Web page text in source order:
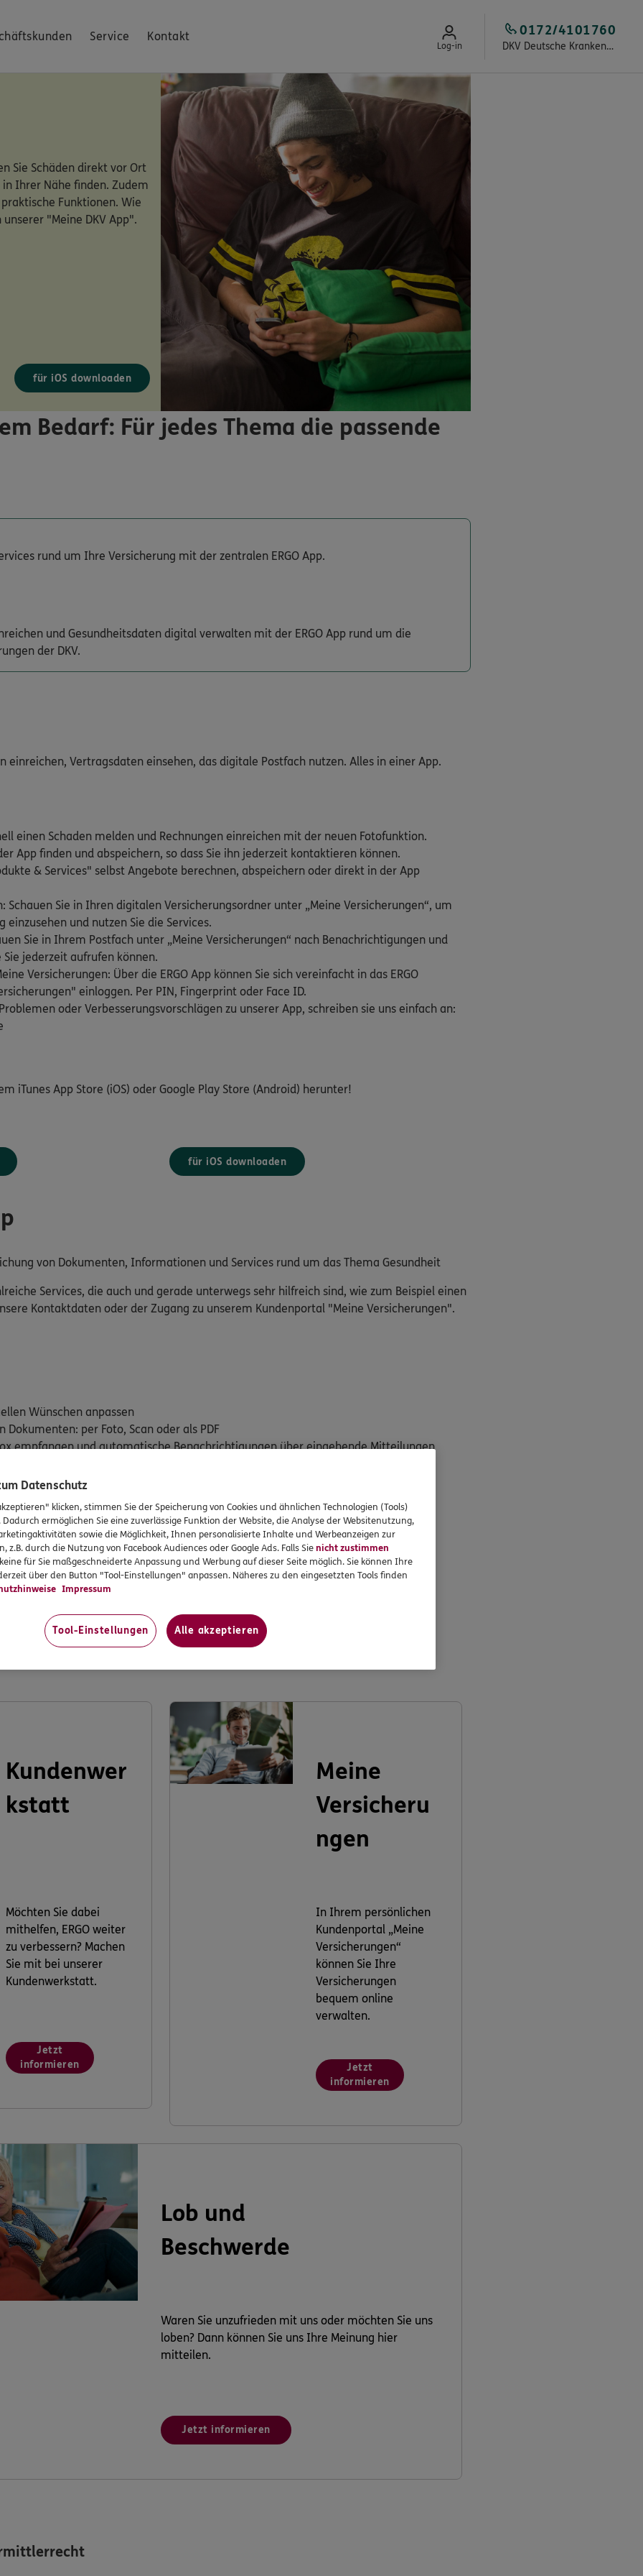
Service Kontakt
Log-in DKV Deutsche Krankenversicherung Kay Jaschik
0172/4101760
Sie Schäden direkt vor Ort
Ihrer Nähe finden. Zudem
Funktionen. Wie
"Meine DKV App".
für iOS downloaden
Bedarf: Für jedes Thema die passende
rund um Ihre Versicherung mit der zentralen ERGO App.
und Gesundheitsdaten digital verwalten mit der ERGO App rund um die
der DKV.
einreichen, Vertragsdaten einsehen, das digitale Postfach nutzen. Alles in einer App.
einen Schaden melden und Rechnungen einreichen mit der neuen Fotofunktion.
App finden und abspeichern, so dass Sie ihn jederzeit kontaktieren können.
& Services" selbst Angebote berechnen, abspeichern oder direkt in der App
Schauen Sie in Ihren digitalen Versicherungsordner unter „Meine Versicherungen“, um
einzusehen und nutzen Sie die Services.
Sie in Ihrem Postfach unter „Meine Versicherungen“ nach Benachrichtigungen und
jederzeit aufrufen können.
Versicherungen: Über die ERGO App können Sie sich vereinfacht in das ERGO
einloggen. Per PIN, Fingerprint oder Face ID.
oder Verbesserungsvorschlägen zu unserer App, schreiben sie uns einfach an:
iTunes App Store (iOS) oder Google Play Store (Android) herunter!
für iOS downloaden
von Dokumenten, Informationen und Services rund um das Thema Gesundheit
Services, die auch und gerade unterwegs sehr hilfreich sind, wie zum Beispiel einen
Kontaktdaten oder der Zugang zu unserem Kundenportal "Meine Versicherungen".
Wünschen anpassen
Dokumenten: per Foto, Scan oder als PDF
empfangen und automatische Benachrichtigungen über eingehende Mitteilungen
versicherten Leistungen im Blick behalten mit "Mein Vertrag"
iTunes App Store (iOS) oder Google Play Store (Android) herunter!
könnte Sie auch interessieren:
Kundenwer
kstatt
Möchten Sie dabei
mithelfen, ERGO weiter
zu verbessern? Machen
Sie mit bei unserer
Kundenwerkstatt.
Jetzt
informieren
Meine
Versicheru
ngen
In Ihrem persönlichen
Kundenportal „Meine
Versicherungen“
können Sie Ihre
Versicherungen
bequem online
verwalten.
Jetzt
informieren
Lob und
Beschwerde
Waren Sie unzufrieden mit uns oder möchten Sie uns
loben? Dann können Sie uns Ihre Meinung hier
mitteilen.
Jetzt informieren
Datenschutz
klicken, stimmen Sie der Speicherung von Cookies und ähnlichen Technologien (Tools)
ermöglichen Sie eine zuverlässige Funktion der Website, die Analyse der Websitenutzung,
sowie die Möglichkeit, Ihnen personalisierte Inhalte und Werbeanzeigen zur
z.B. durch die Nutzung von Facebook Audiences oder Google Ads. Falls Sienicht zustimmen
für Sie maßgeschneiderte Anpassung und Werbung auf dieser Seite möglich. Sie können Ihre
über den Button "Tool-Einstellungen" anpassen. Näheres zu den eingesetzten Tools finden
Impressum
Tool-Einstellungen Alle akzeptieren